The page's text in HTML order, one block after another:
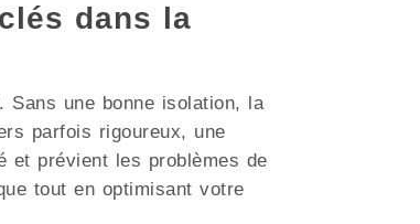
dans la
Sans une bonne isolation, la
parfois rigoureux, une
et prévient les problèmes de
tout en optimisant votre